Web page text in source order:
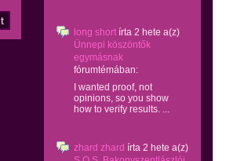
long short írta 2 hete a(z)
Ünnepi köszöntők
egymásnak
fórumtémában:
I wanted proof, not
opinions, so you show
how to verify results. ...
zhard zhard írta 2 hete a(z)